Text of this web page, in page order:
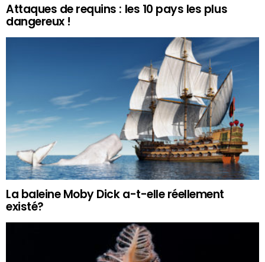
Attaques de requins : les 10 pays les plus
dangereux !
La baleine Moby Dick a-t-elle réellement
existé?